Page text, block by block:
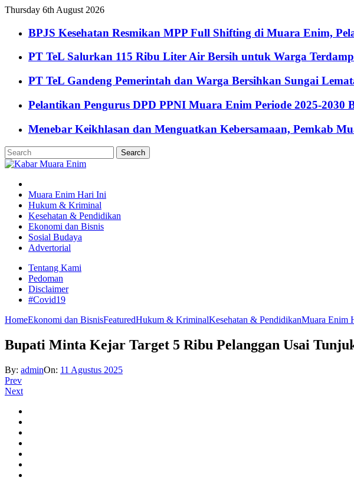
Thursday 6th August 2026
BPJS Kesehatan Resmikan MPP Full Shifting di Muara Enim,
PT TeL Salurkan 115 Ribu Liter Air Bersih untuk Warga
PT TeL Gandeng Pemerintah dan Warga Bersihkan Sungai
Pelantikan Pengurus DPD PPNI Muara Enim Periode 2025-2030
Menebar Keikhlasan dan Menguatkan Kebersamaan, Pemkab
Muara Enim Hari Ini
Hukum & Kriminal
Kesehatan & Pendidikan
Ekonomi dan Bisnis
Sosial Budaya
Advertorial
Tentang Kami
Pedoman
Disclaimer
#Covid19
HomeEkonomi dan BisnisFeaturedHukum & KriminalKesehatan & PendidikanMuara Enim
Bupati Minta Kejar Target 5 Ribu Pelanggan Usai
By: adminOn: 11 Agustus 2025
Prev
Next